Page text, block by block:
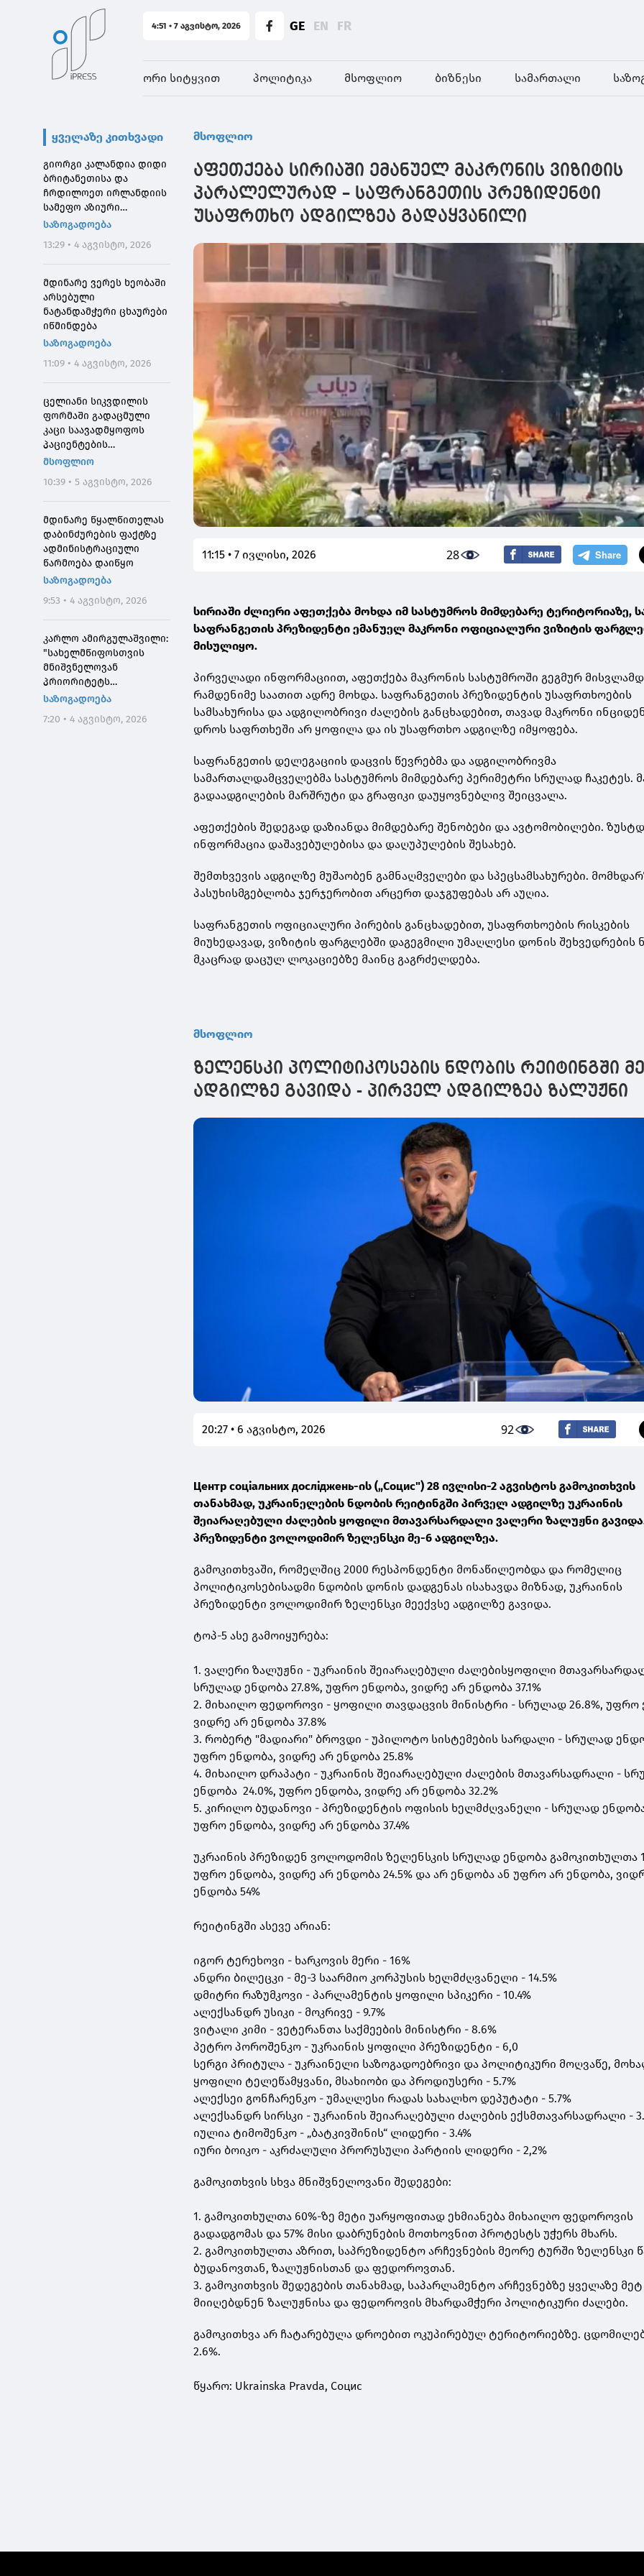
4:51 • 7 აგვისტო, 2026 GE EN FR
ორი სიტყვით პოლიტიკა მსოფლიო ბიზნესი სამართალი
ყველაზე კითხვადი
გიორგი კალანდია დიდი
ბრიტანეთისა და
ჩრდილოეთ ირლანდიის
სამეფო აზიური
საზოგადოების
საზოგადოება
13:29 • 4 აგვისტო, 2026
მდინარე ვერეს ხეობაში
არსებული
ნატანდამჭერი ცხაურები
იწმინდება
საზოგადოება
11:09 • 4 აგვისტო, 2026
ცელიანი სიკვდილის
ფორმაში გადაცმული
კაცი საავადმყოფოს
პაციენტების
შეშინებისთვის
მსოფლიო
10:39 • 5 აგვისტო, 2026
მდინარე წყალწითელას
დაბინძურების ფაქტზე
ადმინისტრაციული
წარმოება დაიწყო
საზოგადოება
9:53 • 4 აგვისტო, 2026
კარლო ამირგულაშვილი:
"სახელმწიფოსთვის
მნიშვნელოვან
პრიორიტეტს
საქართველოს ტყეების,
დეგრადირებული
საზოგადოება
7:20 • 4 აგვისტო, 2026
მსოფლიო
აფეთქება სირიაში ემანუელ მაკრონის ვიზიტის
პარალელურად – საფრანგეთის პრეზიდენტი
უსაფრთხო ადგილზეა გადაყვანილი
11:15 • 7 ივლისი, 2026 28
სირიაში ძლიერი აფეთქება მოხდა იმ სასტუმროს მიმდებარე ტერიტორიაზე,
საფრანგეთის პრეზიდენტი ემანუელ მაკრონი ოფიციალური ვიზიტის
მისულიყო.
პირველადი ინფორმაციით, აფეთქება მაკრონის სასტუმროში გეგმურ
რამდენიმე საათით ადრე მოხდა. საფრანგეთის პრეზიდენტის უსაფრთხოების
სამსახურისა და ადგილობრივი ძალების განცხადებით, თავად მაკრონი
დროს საფრთხეში არ ყოფილა და ის უსაფრთხო ადგილზე იმყოფება.
საფრანგეთის დელეგაციის დაცვის წევრებმა და ადგილობრივმა
სამართალდამცველებმა სასტუმროს მიმდებარე პერიმეტრი სრულად ჩაკეტეს.
გადაადგილების მარშრუტი და გრაფიკი დაუყოვნებლივ შეიცვალა.
აფეთქების შედეგად დაზიანდა მიმდებარე შენობები და ავტომობილები.
ინფორმაცია დაშავებულებისა და დაღუპულების შესახებ.
შემთხვევის ადგილზე მუშაობენ გამნაღმველები და სპეცსამსახურები.
პასუხისმგებლობა ჯერჯერობით არცერთ დაჯგუფებას არ აუღია.
საფრანგეთის ოფიციალური პირების განცხადებით, უსაფრთხოების რისკების
მიუხედავად, ვიზიტის ფარგლებში დაგეგმილი უმაღლესი დონის შეხვედრების
მკაცრად დაცულ ლოკაციებზე მაინც გაგრძელდება.
მსოფლიო
ზელენსკი პოლიტიკოსების ნდობის რეიტინგში
ადგილზე გავიდა - პირველ ადგილზეა ზალუჟნი
20:27 • 6 აგვისტო, 2026 92
Центр соціальних досліджень-ის („Социс") 28 ივლისი-2 აგვისტოს გამოკითხვის
თანახმად, უკრაინელების ნდობის რეიტინგში პირველ ადგილზე უკრაინის
შეიარაღებული ძალების ყოფილი მთავარსარდალი ვალერი ზალუჟნი
პრეზიდენტი ვოლოდიმირ ზელენსკი მე-6 ადგილზეა.
გამოკითხვაში, რომელშიც 2000 რესპონდენტი მონაწილეობდა და რომელიც
პოლიტიკოსებისადმი ნდობის დონის დადგენას ისახავდა მიზნად, უკრაინის
პრეზიდენტი ვოლოდიმირ ზელენსკი მეექვსე ადგილზე გავიდა.
ტოპ-5 ასე გამოიყურება:
1. ვალერი ზალუჟნი - უკრაინის შეიარაღებული ძალებისყოფილი
სრულად ენდობა 27.8%, უფრო ენდობა, ვიდრე არ ენდობა 37.1%
2. მიხაილო ფედოროვი - ყოფილი თავდაცვის მინისტრი - სრულად 26.8%, უფრო
ვიდრე არ ენდობა 37.8%
3. რობერტ "მადიარი" ბროვდი - უპილოტო სისტემების სარდალი - სრულად
უფრო ენდობა, ვიდრე არ ენდობა 25.8%
4. მიხაილო დრაპატი - უკრაინის შეიარაღებული ძალების მთავარსადრალი -
ენდობა 24.0%, უფრო ენდობა, ვიდრე არ ენდობა 32.2%
5. კირილო ბუდანოვი - პრეზიდენტის ოფისის ხელმძღვანელი - სრულად ენდობა
უფრო ენდობა, ვიდრე არ ენდობა 37.4%
უკრაინის პრეზიდენ ვოლოდომის ზელენსკის სრულად ენდობა გამოკითხულთა
უფრო ენდობა, ვიდრე არ ენდობა 24.5% და არ ენდობა ან უფრო არ ენდობა,
ენდობა 54%
რეიტინგში ასევე არიან:
იგორ ტერეხოვი - ხარკოვის მერი - 16%
ანდრი ბილეცკი - მე-3 საარმიო კორპუსის ხელმძღვანელი - 14.5%
დმიტრი რაზუმკოვი - პარლამენტის ყოფილი სპიკერი - 10.4%
ალექსანდრ უსიკი - მოკრივე - 9.7%
ვიტალი კიმი - ვეტერანთა საქმეების მინისტრი - 8.6%
პეტრო პოროშენკო - უკრაინის ყოფილი პრეზიდენტი - 6,0
სერგი პრიტულა - უკრაინელი საზოგადოებრივი და პოლიტიკური მოღვაწე,
ყოფილი ტელეწამყვანი, მსახიობი და პროდიუსერი - 5.7%
ალექსეი გონჩარენკო - უმაღლესი რადას სახალხო დეპუტატი - 5.7%
ალექსანდრ სირსკი - უკრაინის შეიარაღებული ძალების ექსმთავარსადრალი -
იულია ტიმოშენკო - „ბატკივშინის“ ლიდერი - 3.4%
იური ბოიკო - აკრძალული პრორუსული პარტიის ლიდერი - 2,2%
გამოკითხვის სხვა მნიშვნელოვანი შედეგები:
1. გამოკითხულთა 60%-ზე მეტი უარყოფითად ეხმიანება მიხაილო ფედოროვის
გადადგომას და 57% მისი დაბრუნების მოთხოვნით პროტესტს უჭერს მხარს.
2. გამოკითხულთა აზრით, საპრეზიდენტო არჩევნების მეორე ტურში ზელენსკი
ბუდანოვთან, ზალუჟნისთან და ფედოროვთან.
3. გამოკითხვის შედეგების თანახმად, საპარლამენტო არჩევნებზე ყველაზე მეტ
მიიღებდნენ ზალუჟნისა და ფედოროვის მხარდამჭერი პოლიტიკური ძალები.
გამოკითხვა არ ჩატარებულა დროებით ოკუპირებულ ტერიტორიებზე.
2.6%.
წყარო: Ukrainska Pravda, Социс